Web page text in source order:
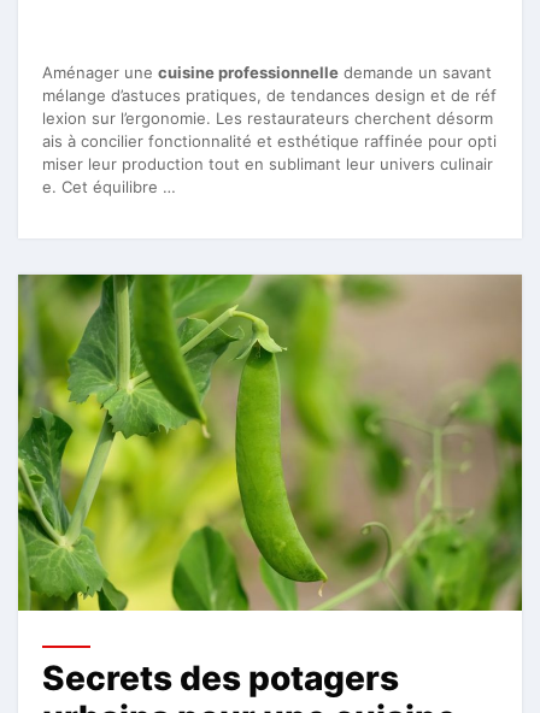
Aménager une cuisine professionnelle demande un savant
mélange d’astuces pratiques, de tendances design et de réf
lexion sur l’ergonomie. Les restaurateurs cherchent désorm
ais à concilier fonctionnalité et esthétique raffinée pour opti
miser leur production tout en sublimant leur univers culinair
e. Cet équilibre …
Secrets des potagers